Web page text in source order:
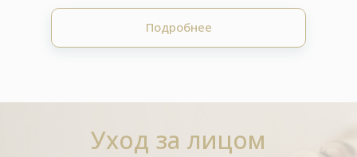
Подробнее
Уход за лицом
• Сужает поры, улучшает текстуру
В стоимость процедуры включена консультация
•
В стоимость